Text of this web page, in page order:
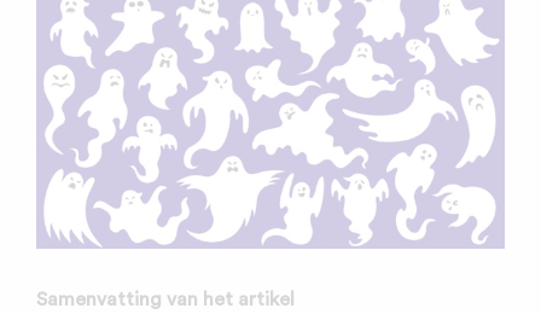
Samenvatting van het artikel